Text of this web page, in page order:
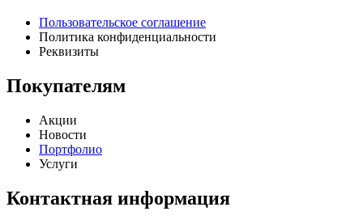
Пользовательское соглашение
Политика конфиденциальности
Реквизиты
Покупателям
Акции
Новости
Портфолио
Услуги
Контактная информация